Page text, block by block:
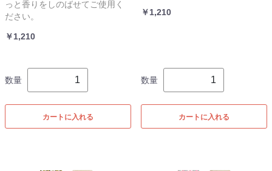
っと香りをしのばせてご使用く
ださい。
￥1,210
数量
カートに入れる
￥1,210
数量
カートに入れる